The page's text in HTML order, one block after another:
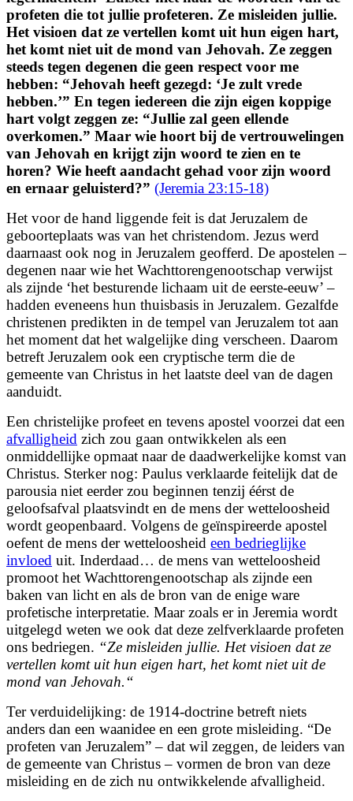
profeten die tot jullie profeteren. Ze misleiden jullie.
Het visioen dat ze vertellen komt uit hun eigen hart,
het komt niet uit de mond van Jehovah. Ze zeggen
steeds tegen degenen die geen respect voor me
hebben: “Jehovah heeft gezegd: ‘Je zult vrede
hebben.’” En tegen iedereen die zijn eigen koppige
hart volgt zeggen ze: “Jullie zal geen ellende
overkomen.” Maar wie hoort bij de vertrouwelingen
van Jehovah en krijgt zijn woord te zien en te
horen? Wie heeft aandacht gehad voor zijn woord
en ernaar geluisterd?” (Jeremia 23:15-18)
Het voor de hand liggende feit is dat Jeruzalem de
geboorteplaats was van het christendom. Jezus werd
daarnaast ook nog in Jeruzalem geofferd. De apostelen –
degenen naar wie het Wachttorengenootschap verwijst
als zijnde ‘het besturende lichaam uit de eerste-eeuw’ –
hadden eveneens hun thuisbasis in Jeruzalem. Gezalfde
christenen predikten in de tempel van Jeruzalem tot aan
het moment dat het walgelijke ding verscheen. Daarom
betreft Jeruzalem ook een cryptische term die de
gemeente van Christus in het laatste deel van de dagen
aanduidt.
Een christelijke profeet en tevens apostel voorzei dat een
afvalligheid zich zou gaan ontwikkelen als een
onmiddellijke opmaat naar de daadwerkelijke komst van
Christus. Sterker nog: Paulus verklaarde feitelijk dat de
parousia niet eerder zou beginnen tenzij éérst de
geloofsafval plaatsvindt en de mens der wetteloosheid
wordt geopenbaard. Volgens de geïnspireerde apostel
oefent de mens der wetteloosheid een bedrieglijke
invloed uit. Inderdaad… de mens van wetteloosheid
promoot het Wachttorengenootschap als zijnde een
baken van licht en als de bron van de enige ware
profetische interpretatie. Maar zoals er in Jeremia wordt
uitgelegd weten we ook dat deze zelfverklaarde profeten
ons bedriegen. “Ze misleiden jullie. Het visioen dat ze
vertellen komt uit hun eigen hart, het komt niet uit de
mond van Jehovah.“
Ter verduidelijking: de 1914-doctrine betreft niets
anders dan een waanidee en een grote misleiding. “De
profeten van Jeruzalem” – dat wil zeggen, de leiders van
de gemeente van Christus – vormen de bron van deze
misleiding en de zich nu ontwikkelende afvalligheid.